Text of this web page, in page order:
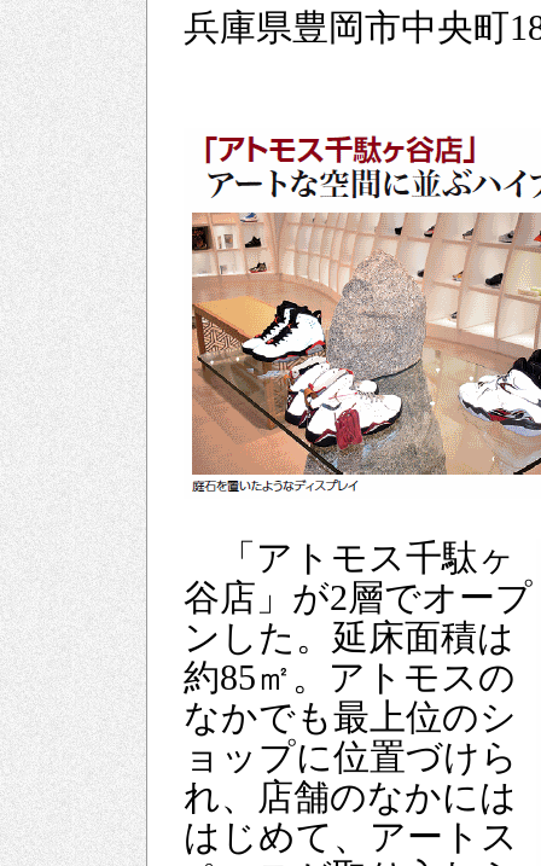
兵庫県豊岡市中央町
「アトモス千駄ヶ
谷店」が2層でオープ
ンした。延床面積は
約85㎡。アトモスの
なかでも最上位のシ
ョップに位置づけら
れ、店舗のなかには
はじめて、アートス